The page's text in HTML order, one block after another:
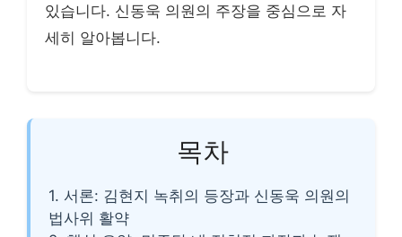
있습니다. 신동욱 의원의 주장을 중심으로 자
세히 알아봅니다.
목차
1. 서론: 김현지 녹취의 등장과 신동욱 의원의
법사위 활약